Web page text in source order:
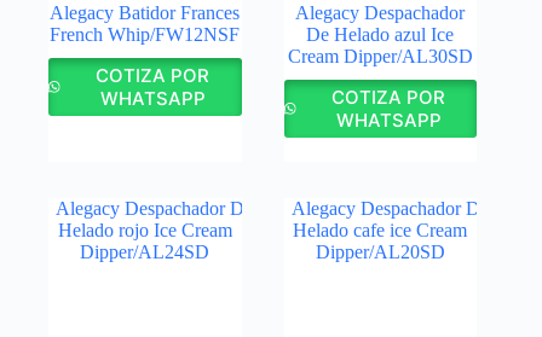
Alegacy Batidor Frances
French Whip/FW12NSF
COTIZA POR
WHATSAPP
Alegacy Despachador
De Helado azul Ice
Cream Dipper/AL30SD
COTIZA POR
WHATSAPP